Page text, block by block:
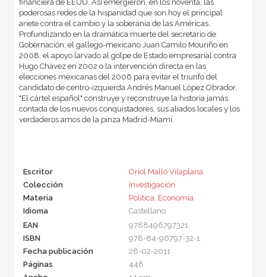
financiera de EEUU. Así emergieron, en los noventa, las
poderosas redes de la hispanidad que son hoy el principal
ariete contra el cambio y la soberanía de las Américas.
Profundizando en la dramática muerte del secretario de
Gobernación, el gallego-mexicano Juan Camilo Mouriño en
2008, el apoyo larvado al golpe de Estado empresarial contra
Hugo Chávez en 2002 o la intervención directa en las
elecciones mexicanas del 2006 para evitar el triunfo del
candidato de centro-izquierda Andrés Manuel López Obrador,
"El cártel español" construye y reconstruye la historia jamás
contada de los nuevos conquistadores, sus aliados locales y los
verdaderos amos de la pinza Madrid-Miami.
Escritor
Oriol Malló Vilaplana
Colección
Investigación
Materia
Política, Economía
Idioma
Castellano
EAN
9788496797321
ISBN
978-84-96797-32-1
Fecha publicación
28-02-2011
Páginas
448